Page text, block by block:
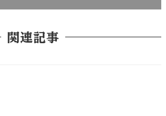
関連記事